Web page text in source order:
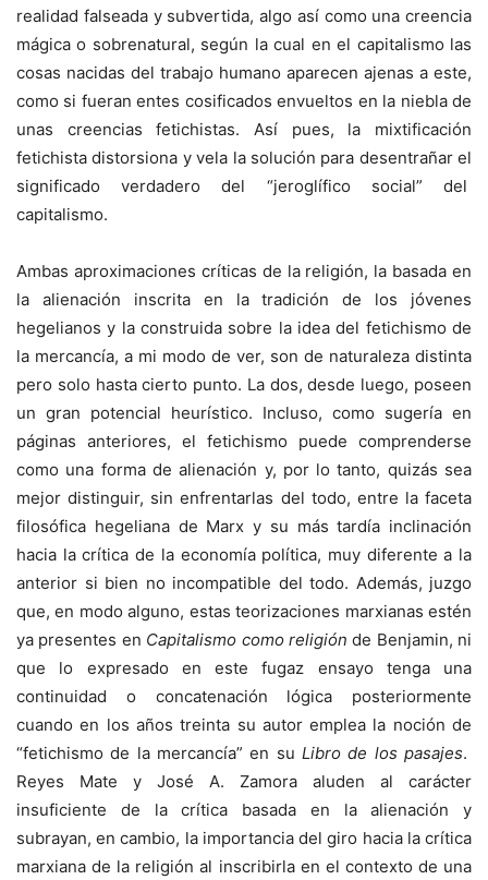
realidad falseada y subvertida, algo así como una creencia
mágica o sobrenatural, según la cual en el capitalismo las
cosas nacidas del trabajo humano aparecen ajenas a este,
como si fueran entes cosificados envueltos en la niebla de
unas creencias fetichistas. Así pues, la mixtificación
fetichista distorsiona y vela la solución para desentrañar el
significado verdadero del “jeroglífico social” del
capitalismo.
Ambas aproximaciones críticas de la religión, la basada en
la alienación inscrita en la tradición de los jóvenes
hegelianos y la construida sobre la idea del fetichismo de
la mercancía, a mi modo de ver, son de naturaleza distinta
pero solo hasta cierto punto. La dos, desde luego, poseen
un gran potencial heurístico. Incluso, como sugería en
páginas anteriores, el fetichismo puede comprenderse
como una forma de alienación y, por lo tanto, quizás sea
mejor distinguir, sin enfrentarlas del todo, entre la faceta
filosófica hegeliana de Marx y su más tardía inclinación
hacia la crítica de la economía política, muy diferente a la
anterior si bien no incompatible del todo. Además, juzgo
que, en modo alguno, estas teorizaciones marxianas estén
ya presentes en Capitalismo como religiónde Benjamin, ni
que lo expresado en este fugaz ensayo tenga una
continuidad o concatenación lógica posteriormente
cuando en los años treinta su autor emplea la noción de
“fetichismo de la mercancía” en su Libro de los pasajes.
Reyes Mate y José A. Zamora aluden al carácter
insuficiente de la crítica basada en la alienación y
subrayan, en cambio, la importancia del giro hacia la crítica
marxiana de la religión al inscribirla en el contexto de una